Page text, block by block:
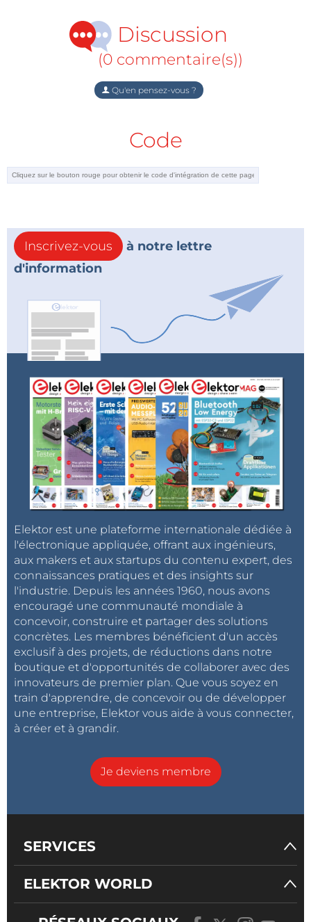
Discussion
(0 commentaire(s))
Qu'en pensez-vous ?
Code
Inscrivez-vous
à notre lettre
d'information
Elektor est une plateforme internationale dédiée à
l'électronique appliquée, offrant aux ingénieurs,
aux makers et aux startups du contenu expert, des
connaissances pratiques et des insights sur
l'industrie. Depuis les années 1960, nous avons
encouragé une communauté mondiale à
concevoir, construire et partager des solutions
concrètes. Les membres bénéficient d'un accès
exclusif à des projets, de réductions dans notre
boutique et d'opportunités de collaborer avec des
innovateurs de premier plan. Que vous soyez en
train d'apprendre, de concevoir ou de développer
une entreprise, Elektor vous aide à vous connecter,
à créer et à grandir.
Je deviens membre
SERVICES
ELEKTOR WORLD